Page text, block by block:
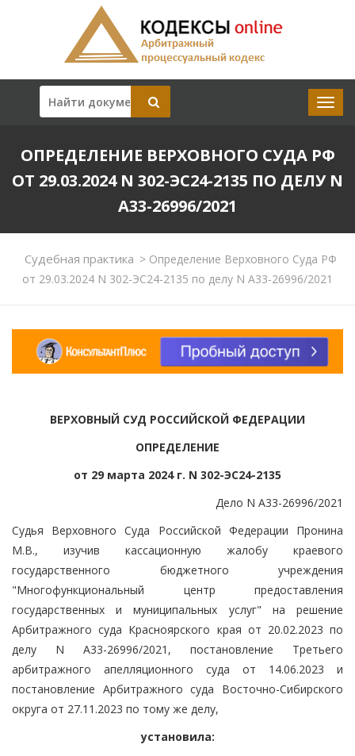
ОПРЕДЕЛЕНИЕ ВЕРХОВНОГО СУДА РФ
ОТ 29.03.2024 N 302-ЭС24-2135 ПО ДЕЛУ N
А33-26996/2021
Судебная практика >Определение Верховного Суда РФ
от 29.03.2024 N 302-ЭС24-2135 по делу N А33-26996/2021
ВЕРХОВНЫЙ СУД РОССИЙСКОЙ ФЕДЕРАЦИИ
ОПРЕДЕЛЕНИЕ
от 29 марта 2024 г. N 302-ЭС24-2135
Дело N А33-26996/2021
Судья Верховного Суда Российской Федерации Пронина
М.В., изучив кассационную жалобу краевого
государственного бюджетного учреждения
"Многофункциональный центр предоставления
государственных и муниципальных услуг" на решение
Арбитражного суда Красноярского края от 20.02.2023 по
делу N А33-26996/2021, постановление Третьего
арбитражного апелляционного суда от 14.06.2023 и
постановление Арбитражного суда Восточно-Сибирского
округа от 27.11.2023 по тому же делу,
установила: